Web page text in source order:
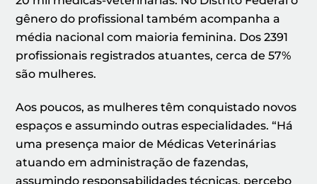
gênero do profissional também acompanha a
média nacional com maioria feminina. Dos 2391
profissionais registrados atuantes, cerca de 57%
são mulheres.
Aos poucos, as mulheres têm conquistado novos
espaços e assumindo outras especialidades. “Há
uma presença maior de Médicas Veterinárias
atuando em administração de fazendas,
assumindo responsabilidades técnicas, percebo